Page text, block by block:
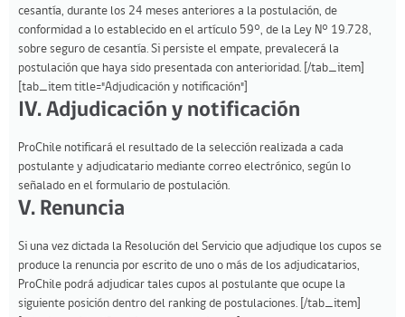
cesantía, durante los 24 meses anteriores a la postulación, de
conformidad a lo establecido en el artículo 59°, de la Ley N° 19.728,
sobre seguro de cesantía. Si persiste el empate, prevalecerá la
postulación que haya sido presentada con anterioridad. [/tab_item]
[tab_item title="Adjudicación y notificación"]
IV. Adjudicación y notificación
ProChile notificará el resultado de la selección realizada a cada
postulante y adjudicatario mediante correo electrónico, según lo
señalado en el formulario de postulación.
V. Renuncia
Si una vez dictada la Resolución del Servicio que adjudique los cupos se
produce la renuncia por escrito de uno o más de los adjudicatarios,
ProChile podrá adjudicar tales cupos al postulante que ocupe la
siguiente posición dentro del ranking de postulaciones. [/tab_item]